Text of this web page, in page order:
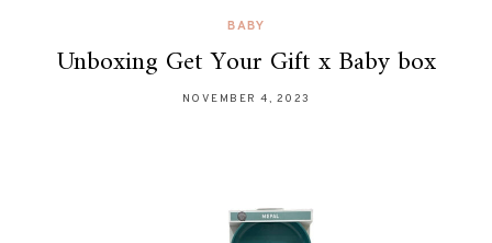
BABY
Unboxing Get Your Gift x Baby box
NOVEMBER 4, 2023